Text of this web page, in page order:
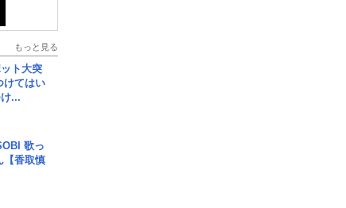
もっと見る
ト大突
けてはい
...
歌っ
【香取慎